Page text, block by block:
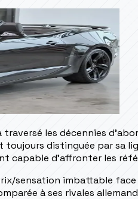
traversé les décennies
toujours distinguée par sa
capable d'affronter les
sensation imbattable
à ses rivales